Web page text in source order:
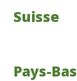
Suisse
Pays-Bas